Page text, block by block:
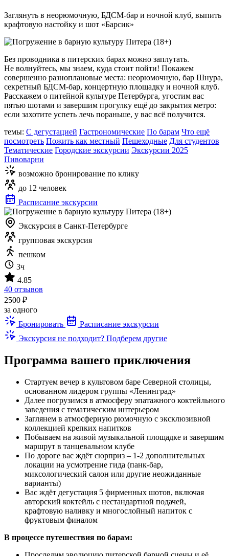
Заглянуть в неорюмочную, БДСМ-бар и ночной клуб, выпить
крафтовую настойку и шот «Барсик»
Без проводника в питерских барах можно заплутать.
Не волнуйтесь, мы знаем, куда стоит пойти! Покажем
совершенно разноплановые места: неорюмочную, бар Шнура,
секретный БДСМ-бар, концертную площадку и ночной клуб.
Расскажем о питейной культуре Петербурга, угостим вас
пятью шотами и завершим прогулку ещё до закрытия метро:
если захотите успеть лечь пораньше, у вас всё получится.
темы: С дегустацией Гастрономические По барам Что ещё
посмотреть Пожить как местный Пешеходные Для студентов
Тематические Городские экскурсии Экскурсии 2025
Пивоварни
возможно бронирование по клику
до 12 человек
Расписание экскурсии
Экскурсия в Санкт-Петербурге
групповая экскурсия
пешком
3ч
4.85
40 отзывов
2500 ₽
за одного
Бронировать
Расписание экскурсии
Экскурсия не подходит? Подберем другие
Программа вашего приключения
Стартуем вечер в культовом баре Северной столицы,
основанном лидером группы «Ленинград»
Далее погрузимся в атмосферу эпатажного коктейльного
заведения с тематическим интерьером
Заглянем в атмосферную рюмочную с эксклюзивной
коллекцией крепких напитков
Побываем на живой музыкальной площадке и завершим
маршрут в танцевальном клубе
По дороге вас ждёт сюрприз – 1-2 дополнительных
локации на усмотрение гида (панк-бар,
миксологический салон или другие неожиданные
варианты)
Вас ждёт дегустация 5 фирменных шотов, включая
авторский коктейль с нестандартной подачей,
крафтовую наливку и многослойный напиток с
фруктовым финалом
В процессе путешествия по барам: